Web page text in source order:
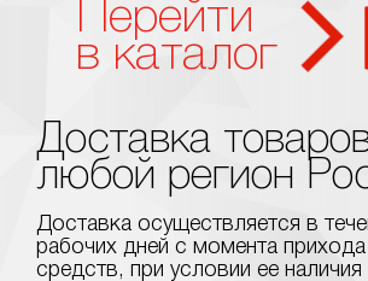
Перейти
в каталог
Доставка
любой регион
Доставка осуществляется в
рабочих дней с момента
средств, при условии ее